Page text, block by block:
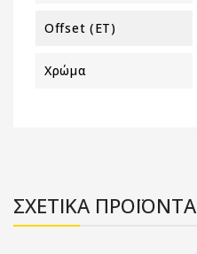
Offset (ET)
Χρώμα
ΣΧΕΤΙΚΑ ΠΡΟΪΟΝΤΑ